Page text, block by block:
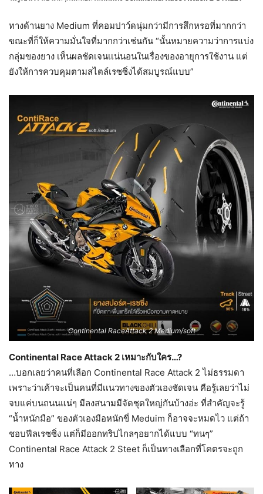
ทางด้านยาง Medium ที่คอมปาว์ดนุ่มกว่ามีการสึกหรอที่มากกว่า
ขณะที่ก็ให้ความมั่นใจที่มากกว่าเช่นกัน “นั้นหมายความว่าการแบ่ง
กลุ่มของยาง เห็นผลชัดเจนเเน่นอนในเรื่องของอายุการใช้งาน แต่
ยังให้การควบคุมตามสไตล์เรซซิ่งได้สมบูรณ์แบบ”
Continental RaceAttack 2 Medium/soft
Continental Race Attack 2 เหมาะกับใคร…?
…บอกเลยว่าคนที่เลือก Continental Race Attack 2 ไม่ธรรมดา
เพราะว่าเค้าจะเป็นคนที่มีเเนวทางของตัวเองชัดเจน คือรู้เลยว่าไม่
จบแค่บนถนนแน่ๆ มีลงสนามมีจัดชุดใหญ่กันบ้างอ่ะ ที่สำคัญจะรู้
“น้ำหนักมือ” ของตัวเองมือหนักขี่ Meduim ก็อาจจะหมดไว แต่ถ้า
ชอบฟีลเรซซิ่ง แต่ก็มีออกทริปไกลๆอยากได้แบบ “ทนๆ”
Continental Race Attack 2 Steet ก็เป็นทางเลือกที่โคตรจะถูก
ทาง